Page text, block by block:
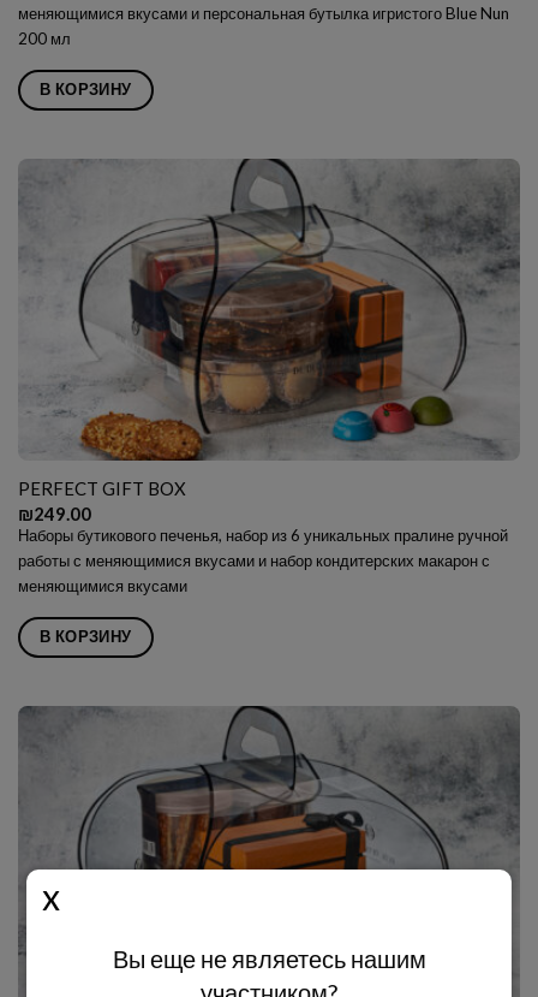
меняющимися вкусами и персональная бутылка игристого Blue Nun
200 мл
В КОРЗИНУ
PERFECT GIFT BOX
₪249.00
Наборы бутикового печенья, набор из 6 уникальных пралине ручной
работы с меняющимися вкусами и набор кондитерских макарон с
меняющимися вкусами
В КОРЗИНУ
Вы еще не являетесь нашим